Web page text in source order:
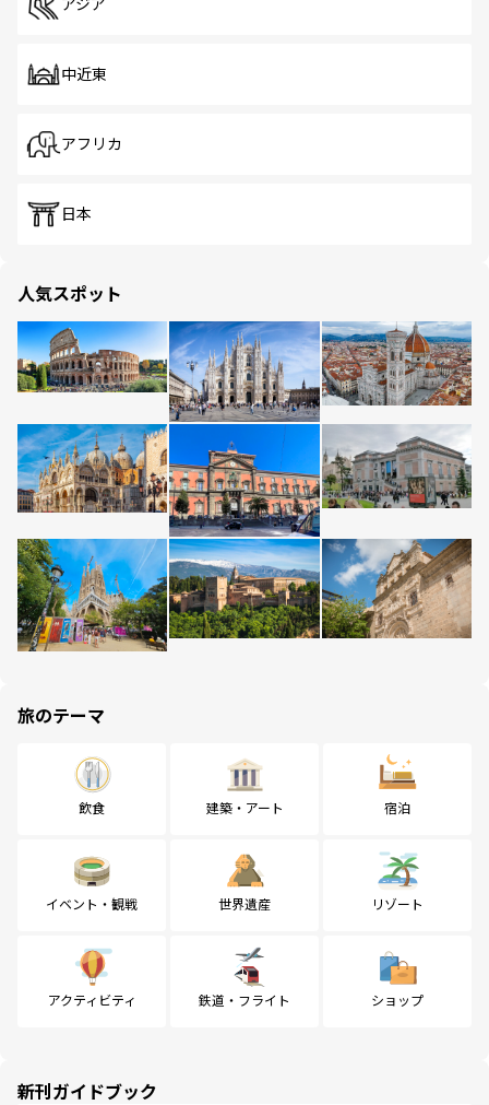
アジア
中近東
アフリカ
日本
人気スポット
旅のテーマ
飲食 建築・アート 宿泊
イベント・観戦 世界遺産 リゾート
アクティビティ 鉄道・フライト ショップ
新刊ガイドブック